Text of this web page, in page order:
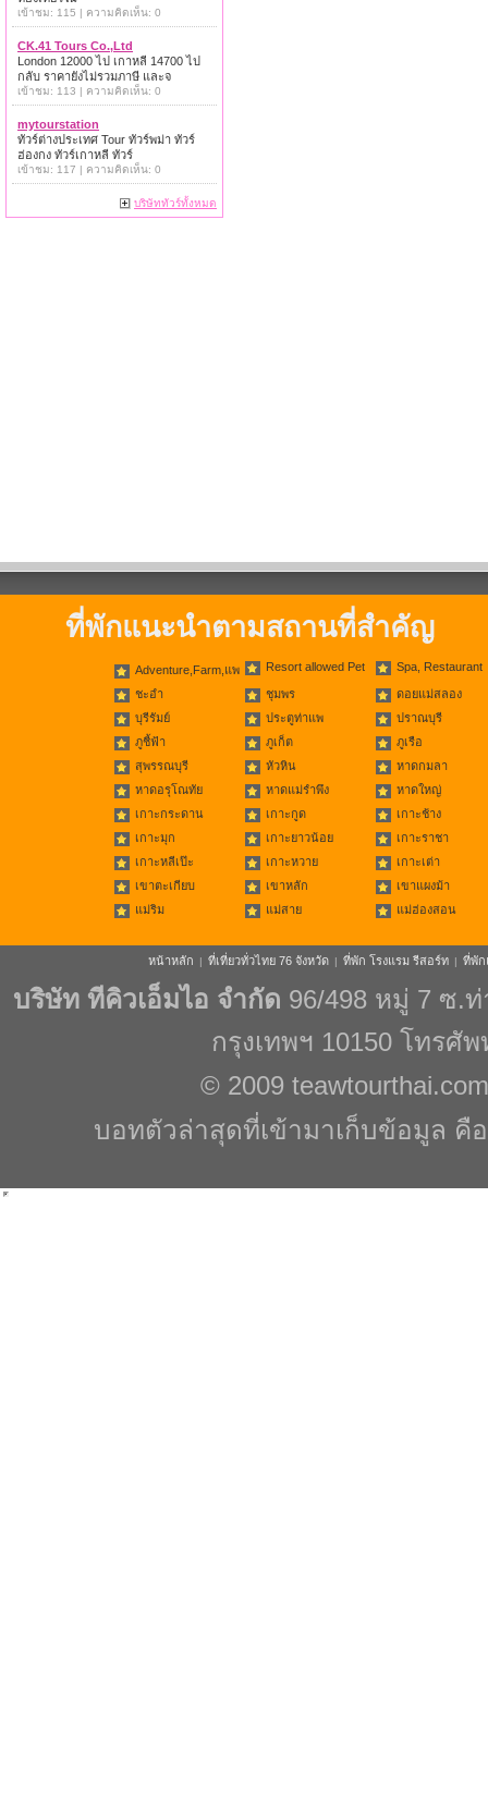
เข้าชม: 115 | ความคิดเห็น: 0
CK.41 Tours Co.,Ltd
London 12000 ไป เกาหลี 14700 ไป
กลับ ราคายังไม่รวมภาษี และจ
เข้าชม: 113 | ความคิดเห็น: 0
mytourstation
ทัวร์ต่างประเทศ Tour ทัวร์พม่า ทัวร์
ฮ่องกง ทัวร์เกาหลี ทัวร์
เข้าชม: 117 | ความคิดเห็น: 0
บริษัททัวร์ทั้งหมด
ที่พักแนะนำตามสถานที่สำคัญ
Adventure,Farm,แพ Resort allowed Pet Spa, Restaurant
ชะอำ ชุมพร
ดอยแม่สลอง
บุรีรัมย์
ประตูท่าแพ
ปราณบุรี
ภูชี้ฟ้า
ภูเก็ต
ภูเรือ
สุพรรณบุรี
หัวหิน
หาดกมลา
หาดอรุโณทัย
หาดแม่รำพึง
หาดใหญ่
เกาะกระดาน
เกาะกูด
เกาะช้าง
เกาะมุก
เกาะยาวน้อย
เกาะราชา
เกาะหลีเป๊ะ
เกาะหวาย
เกาะเต่า
เขาตะเกียบ
เขาหลัก
เขาแผงม้า
แม่ริม
แม่สาย แม่ฮ่องสอน
หน้าหลัก | ที่เที่ยวทั่วไทย 76 จังหวัด | ที่พัก โรงแรม รีสอร์ท | ที่พัก
บริษัท ทีคิวเอ็มไอ จำกัด 96/498 หมู่ 7 ซ.
กรุงเทพฯ 10150 โทรศั
© 2009 teawtourthai.com
บอทตัวล่าสุดที่เข้ามาเก็บข้อมูล คือ